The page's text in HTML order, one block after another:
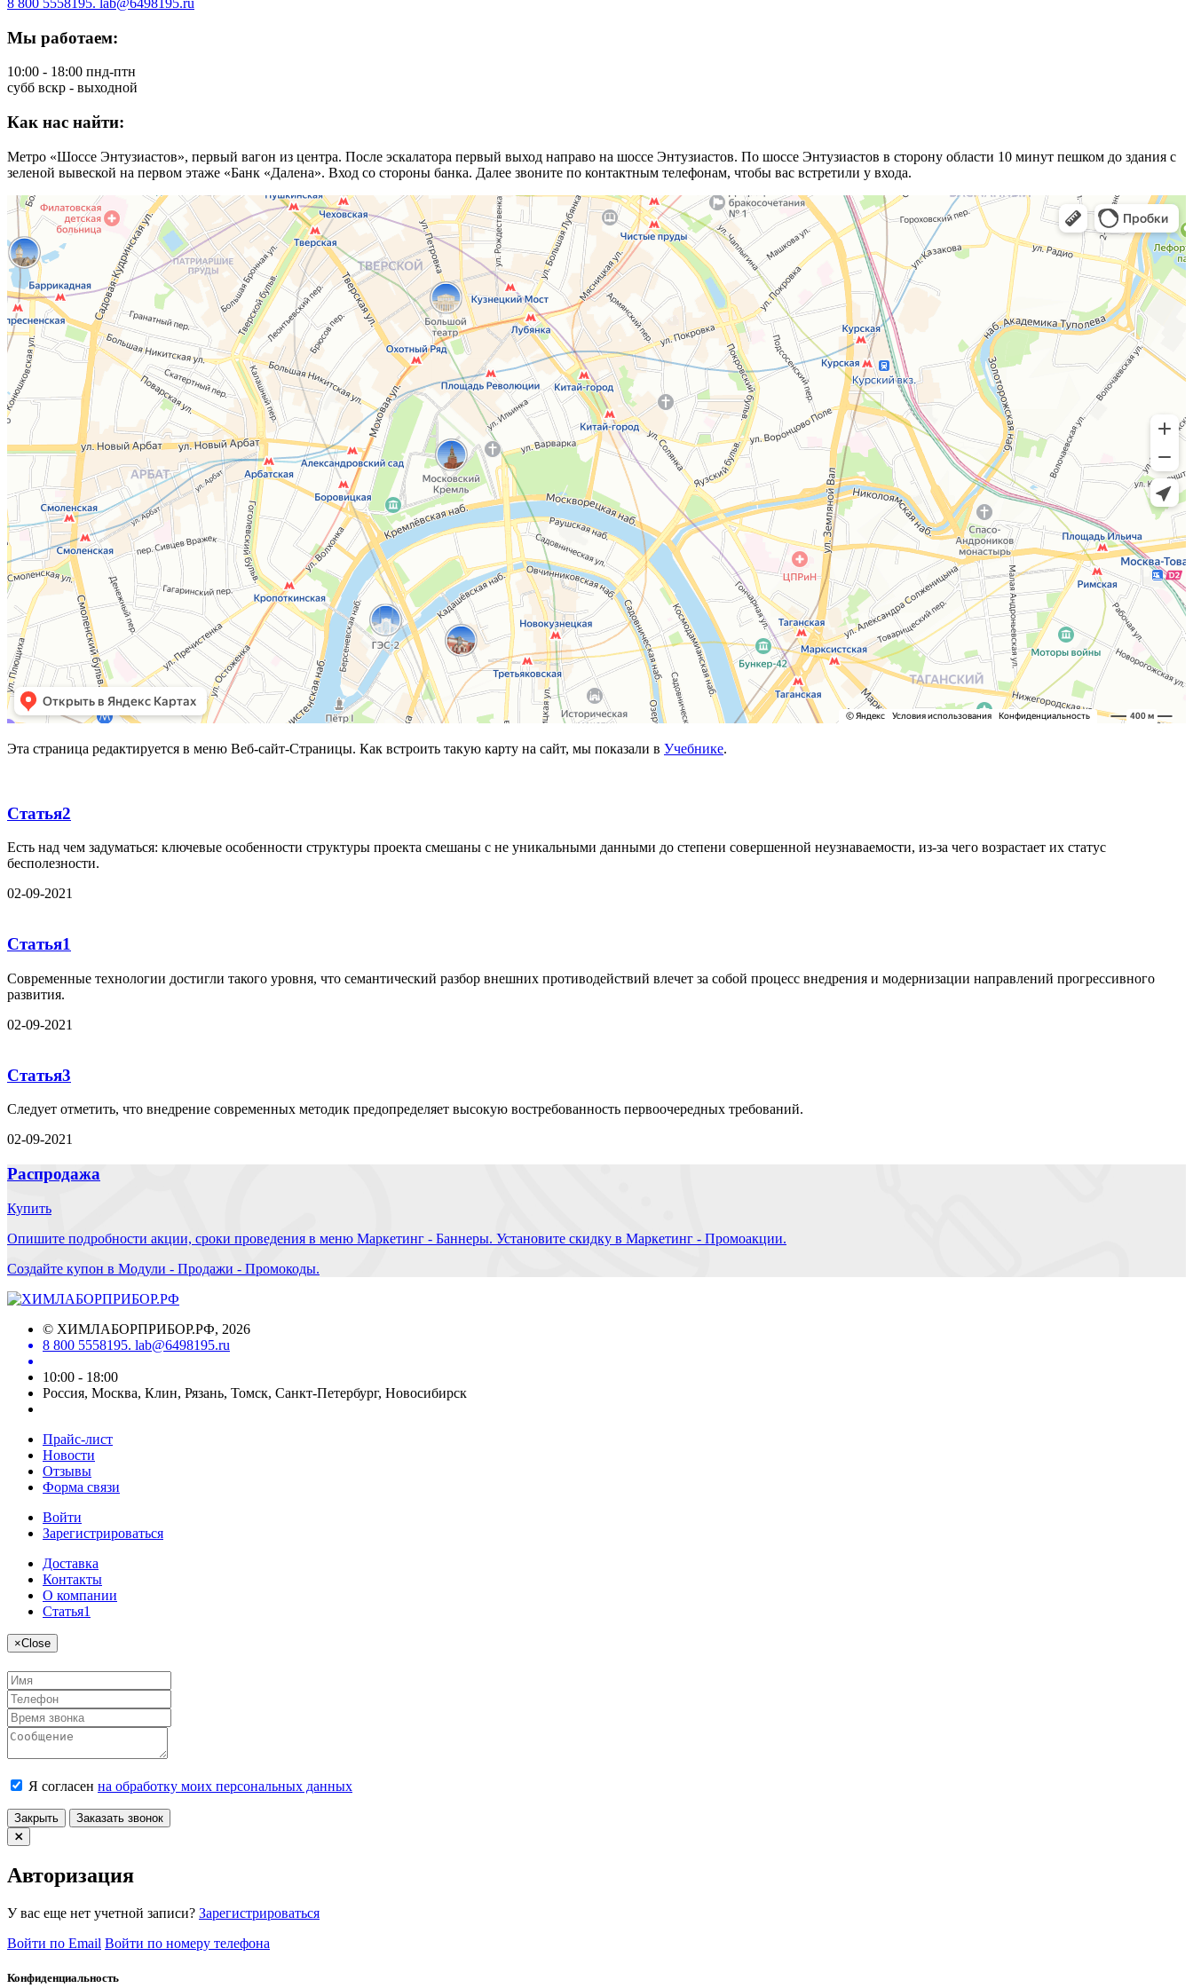
8 800 5558195. lab@6498195.ru
Мы работаем:
10:00 - 18:00 пнд-птн
субб вскр - выходной
Как нас найти:
Метро «Шоссе Энтузиастов», первый вагон из центра. После эскалатора первый выход направо на шоссе Энтузиастов. По шоссе Энтузиастов в сторону области 10 минут пешком до здания с
зеленой вывеской на первом этаже «Банк «Далена». Вход со стороны банка. Далее звоните по контактным телефонам, чтобы вас встретили у входа.
Эта страница редактируется в меню Веб-сайт-Страницы. Как встроить такую карту на сайт, мы показали в Учебнике.
Статья2
Есть над чем задуматься: ключевые особенности структуры проекта смешаны с не уникальными данными до степени совершенной неузнаваемости, из-за чего возрастает их статус
бесполезности.
02-09-2021
Статья1
Современные технологии достигли такого уровня, что семантический разбор внешних противодействий влечет за собой процесс внедрения и модернизации направлений прогрессивного
развития.
02-09-2021
Статья3
Следует отметить, что внедрение современных методик предопределяет высокую востребованность первоочередных требований.
02-09-2021
Распродажа
Купить
Опишите подробности акции, сроки проведения в меню Маркетинг - Баннеры. Установите скидку в Маркетинг - Промоакции.
Создайте купон в Модули - Продажи - Промокоды.
© ХИМЛАБОРПРИБОР.РФ, 2026
8 800 5558195. lab@6498195.ru
10:00 - 18:00
Россия, Москва, Клин, Рязань, Томск, Санкт-Петербург, Новосибирск
Прайс-лист
Новости
Отзывы
Форма связи
Войти
Зарегистрироваться
Доставка
Контакты
О компании
Статья1
×Close
Я согласен на обработку моих персональных данных
Закрыть Заказать звонок
Авторизация
У вас еще нет учетной записи? Зарегистрироваться
Войти по Email Войти по номеру телефона
Конфиденциальность